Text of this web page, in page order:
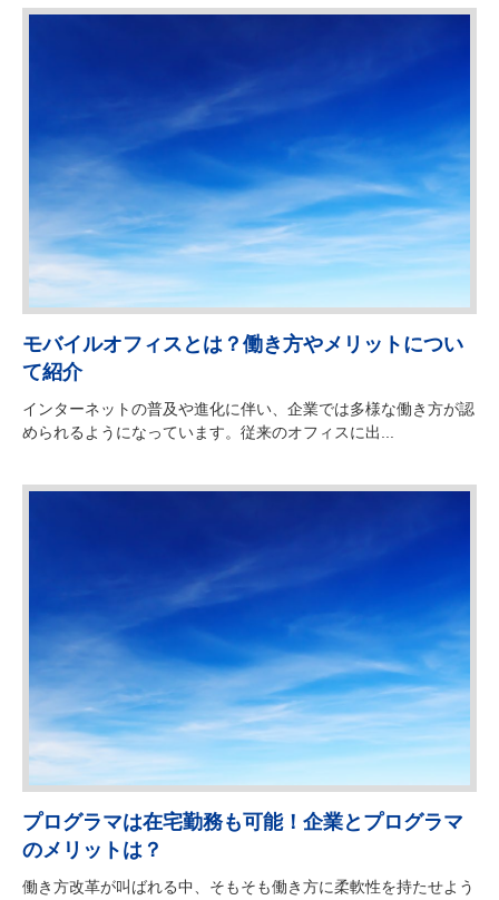
モバイルオフィスとは？働き方やメリットについ
て紹介
インターネットの普及や進化に伴い、企業では多様な働き方が認
められるようになっています。従来のオフィスに出...
プログラマは在宅勤務も可能！企業とプログラマ
のメリットは？
働き方改革が叫ばれる中、そもそも働き方に柔軟性を持たせよう